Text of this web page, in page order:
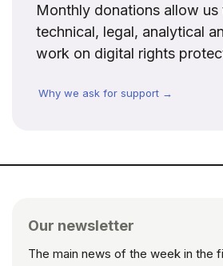
Monthly donations allow
technical, legal, analytical
work on digital rights
Why we ask for support →
Our newsletter
The main news of the week in the